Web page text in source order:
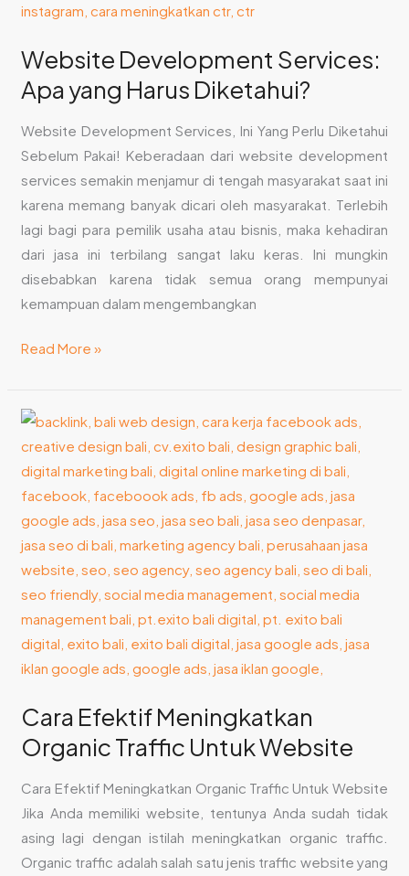
Website Development Services:
Apa yang Harus Diketahui?
Website Development Services, Ini Yang Perlu Diketahui
Sebelum Pakai! Keberadaan dari website development
services semakin menjamur di tengah masyarakat saat ini
karena memang banyak dicari oleh masyarakat. Terlebih
lagi bagi para pemilik usaha atau bisnis, maka kehadiran
dari jasa ini terbilang sangat laku keras. Ini mungkin
disebabkan karena tidak semua orang mempunyai
kemampuan dalam mengembangkan
Read More »
Cara Efektif Meningkatkan
Organic Traffic Untuk Website
Cara Efektif Meningkatkan Organic Traffic Untuk Website
Jika Anda memiliki website, tentunya Anda sudah tidak
asing lagi dengan istilah meningkatkan organic traffic.
Organic traffic adalah salah satu jenis traffic website yang
Cara
Efektif
Meningkatkan
Organic
Traffic
Untuk
Website